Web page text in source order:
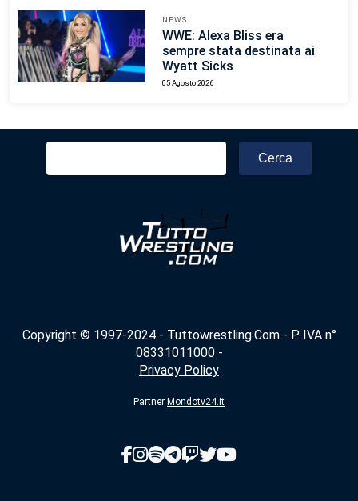
NEWS
WWE: Alexa Bliss era
sempre stata destinata ai
Wyatt Sicks
05 Agosto 2026
Ricerca
Copyright © 1997-2024 - Tuttowrestling.Com - P. IVA n°
08331011000 -
Privacy Policy
Partner Mondotv24.it